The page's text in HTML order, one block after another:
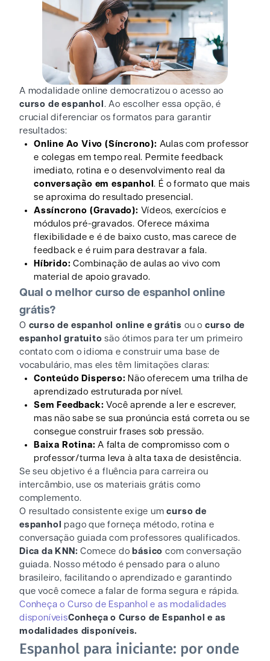
A modalidade online democratizou o acesso ao
curso de espanhol . Ao escolher essa opção, é
crucial diferenciar os formatos para garantir
resultados:
Online Ao Vivo (Síncrono): Aulas com professor
e colegas em tempo real. Permite feedback
imediato, rotina e o desenvolvimento real da
conversação em espanhol . É o formato que mais
se aproxima do resultado presencial.
Assíncrono (Gravado): Vídeos, exercícios e
módulos pré-gravados. Oferece máxima
flexibilidade e é de baixo custo, mas carece de
feedback e é ruim para destravar a fala.
Híbrido: Combinação de aulas ao vivo com
material de apoio gravado.
Qual o melhor curso de espanhol online
grátis?
O curso de espanhol online e grátis ou o curso de
espanhol gratuito são ótimos para ter um primeiro
contato com o idioma e construir uma base de
vocabulário, mas eles têm limitações claras:
Conteúdo Disperso: Não oferecem uma trilha de
aprendizado estruturada por nível.
Sem Feedback: Você aprende a ler e escrever,
mas não sabe se sua pronúncia está correta ou se
consegue construir frases sob pressão.
Baixa Rotina: A falta de compromisso com o
professor/turma leva à alta taxa de desistência.
Se seu objetivo é a fluência para carreira ou
intercâmbio, use os materiais grátis como
complemento.
O resultado consistente exige umcurso de
espanhol pago que forneça método, rotina e
conversação guiada com professores qualificados.
Dica da KNN: Comece do básico com conversação
guiada. Nosso método é pensado para o aluno
brasileiro, facilitando o aprendizado e garantindo
que você comece a falar de forma segura e rápida.
Conheça o Curso de Espanhol e as modalidades
disponíveisConheça o Curso de Espanhol e as
modalidades disponíveis.
Espanhol para iniciante: por onde